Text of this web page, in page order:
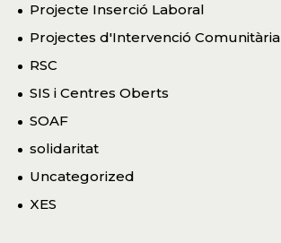
Projecte Inserció Laboral
Projectes d'Intervenció Comunitària
RSC
SIS i Centres Oberts
SOAF
solidaritat
Uncategorized
XES